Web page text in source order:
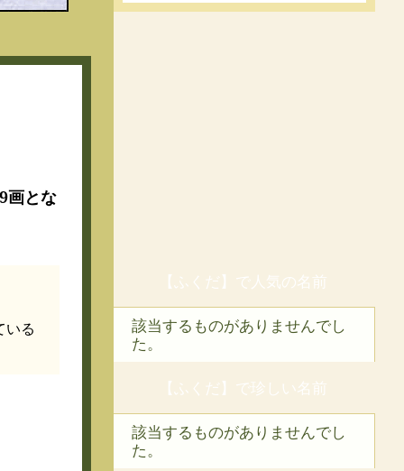
画とな
いる
【ふくだ】で人気の名前
該当するものがありませんでし
た。
【ふくだ】で珍しい名前
該当するものがありませんでし
た。